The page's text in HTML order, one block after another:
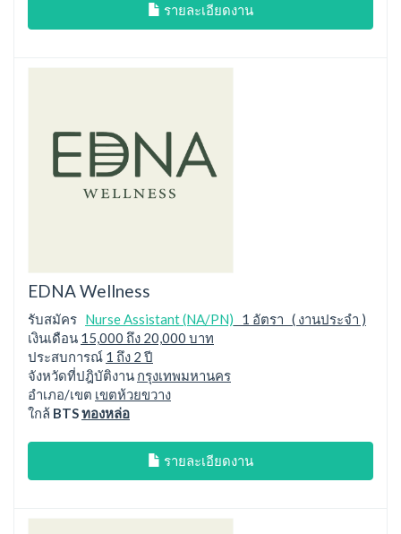
รายละเอียดงาน
EDNA Wellness
รับสมัคร Nurse Assistant (NA/PN) 1 อัตรา ( งานประจำ )
เงินเดือน 15,000 ถึง 20,000 บาท
ประสบการณ์ 1 ถึง 2 ปี
จังหวัดที่ปฎิบัติงาน กรุงเทพมหานคร
อำเภอ/เขต เขตห้วยขวาง
ใกล้ BTSทองหล่อ
รายละเอียดงาน